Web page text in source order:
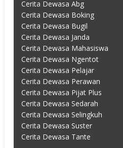
Cerita Dewasa Abg
Cerita Dewasa Boking
Cerita Dewasa Bugil
Cerita Dewasa Janda
Cerita Dewasa Mahasiswa
Cerita Dewasa Ngentot
Cerita Dewasa Pelajar
Cerita Dewasa Perawan
Cerita Dewasa Pijat Plus
Cerita Dewasa Sedarah
Cerita Dewasa Selingkuh
Cerita Dewasa Suster
Cerita Dewasa Tante